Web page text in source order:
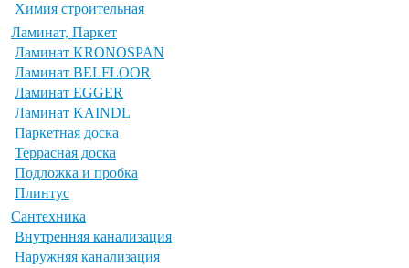
Химия строительная
Ламинат, Паркет
Ламинат KRONOSPAN
Ламинат BELFLOOR
Ламинат EGGER
Ламинат KAINDL
Паркетная доска
Террасная доска
Подложка и пробка
Плинтус
Сантехника
Внутренняя канализация
Наружняя канализация